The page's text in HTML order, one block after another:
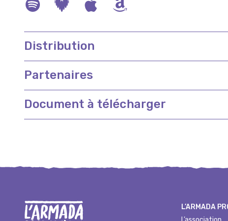
Distribution
Partenaires
Document à télécharger
L’ARMADA